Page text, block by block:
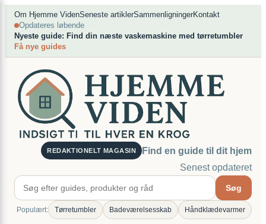
Spring
indhold
Om Hjemme VidenSeneste artiklerSammenligningerKontakt
Opdateres løbende
Nyeste guide: Find din næste vaskemaskine med tørretumbler
Få nye guides
REDAKTIONELT MAGASIN
Find en guide til dit hjem
Senest opdateret
Søg
Populært: Tørretumbler Badeværelsesskab Håndklædevarmer